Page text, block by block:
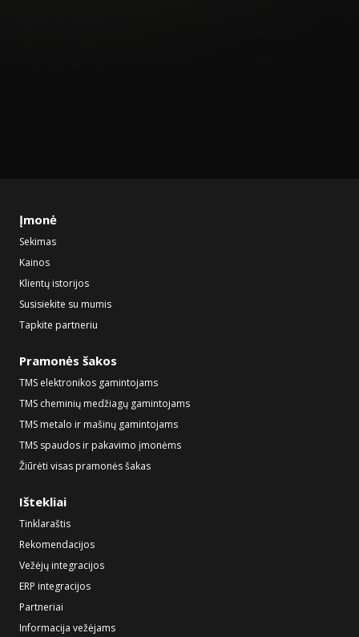
Įmonė
Sekimas
Kainos
Klientų istorijos
Susisiekite su mumis
Tapkite partneriu
Pramonės šakos
TMS elektronikos gamintojams
TMS cheminių medžiagų gamintojams
TMS metalo ir mašinų gamintojams
TMS spaudos ir pakavimo įmonėms
Žiūrėti visas pramonės šakas
Ištekliai
Tinklaraštis
Rekomendacijos
Vežėjų integracijos
ERP integracijos
Partneriai
Informacija vežėjams